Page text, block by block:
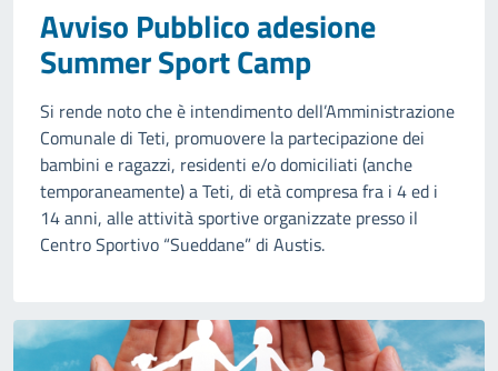
Avviso Pubblico adesione
Summer Sport Camp
Si rende noto che è intendimento dell’Amministrazione
Comunale di Teti, promuovere la partecipazione dei
bambini e ragazzi, residenti e/o domiciliati (anche
temporaneamente) a Teti, di età compresa fra i 4 ed i
14 anni, alle attività sportive organizzate presso il
Centro Sportivo “Sueddane” di Austis.